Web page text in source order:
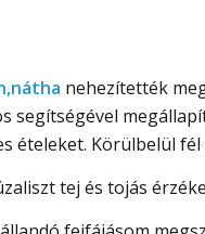
nehezítették
segítségével
ételeket. Körülbelül
tej és tojás